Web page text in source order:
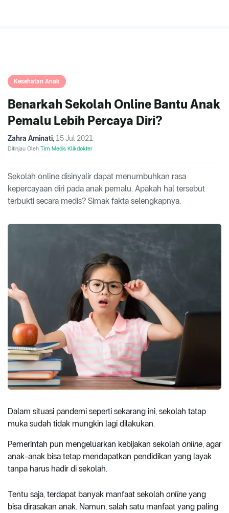
Kesehatan Anak
Benarkah Sekolah Online Bantu Anak
Pemalu Lebih Percaya Diri?
Zahra Aminati, 15 Jul 2021
Ditinjau Oleh Tim Medis Klikdokter
Sekolah online disinyalir dapat menumbuhkan rasa
kepercayaan diri pada anak pemalu. Apakah hal tersebut
terbukti secara medis? Simak fakta selengkapnya.
Dalam situasi pandemi seperti sekarang ini, sekolah tatap
muka sudah tidak mungkin lagi dilakukan.
Pemerintah pun mengeluarkan kebijakan sekolah online, agar
anak-anak bisa tetap mendapatkan pendidikan yang layak
tanpa harus hadir di sekolah.
Tentu saja, terdapat banyak manfaat sekolah online yang
bisa dirasakan anak. Namun, salah satu manfaat yang paling